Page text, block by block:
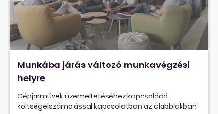
Munkába járás változó munkavégzési
helyre
Gépjárművek üzemeltetéséhez kapcsolódó
költségelszámolással kapcsolatban az alábbiakban